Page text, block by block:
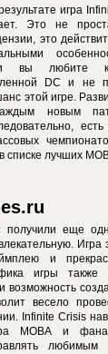
игра
Это не
это
вы любите
DC и не
этой игре.
новым
списке лучших
получили еще
Игра
и
игры также
возможность
весело
Infinite Crisis
МОВА и
любимым